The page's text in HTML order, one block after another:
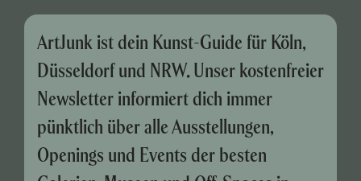
ArtJunk ist dein Kunst-Guide für Köln,
Düsseldorf und NRW. Unser kostenfreier
Newsletter informiert dich immer
pünktlich über alle Ausstellungen,
Openings und Events der besten